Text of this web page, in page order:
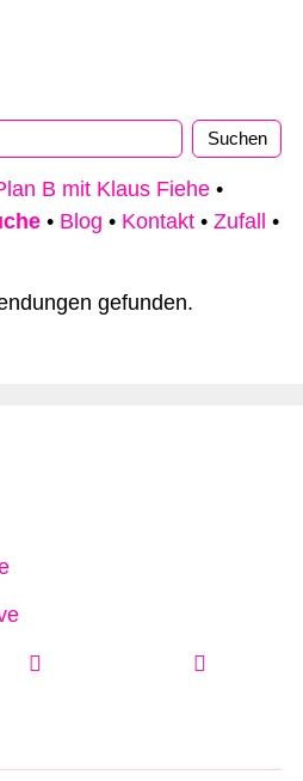
B mit Klaus Fiehe •
• Blog • Kontakt • Zufall
•
gefunden.